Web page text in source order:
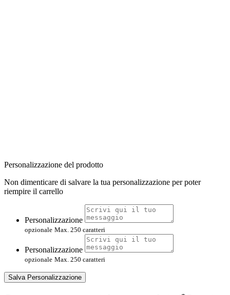
Personalizzazione del prodotto
Non dimenticare di salvare la tua personalizzazione per poter
riempire il carrello
Personalizzazione
opzionale Max. 250 caratteri
Personalizzazione
opzionale Max. 250 caratteri
Salva Personalizzazione